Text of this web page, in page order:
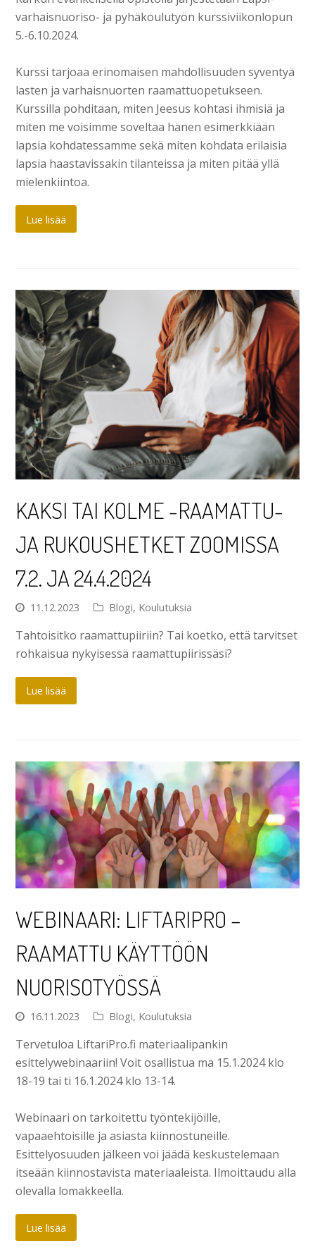
varhaisnuoriso- ja pyhäkoulutyön kurssiviikonlopun
5.-6.10.2024.
Kurssi tarjoaa erinomaisen mahdollisuuden syventyä
lasten ja varhaisnuorten raamattuopetukseen.
Kurssilla pohditaan, miten Jeesus kohtasi ihmisiä ja
miten me voisimme soveltaa hänen esimerkkiään
lapsia kohdatessamme sekä miten kohdata erilaisia
lapsia haastavissakin tilanteissa ja miten pitää yllä
mielenkiintoa.
Lue lisää
KAKSI TAI KOLME -RAAMATTU-
JA RUKOUSHETKET ZOOMISSA
7.2. JA 24.4.2024
11.12.2023 Blogi, Koulutuksia
Tahtoisitko raamattupiiriin? Tai koetko, että tarvitset
rohkaisua nykyisessä raamattupiirissäsi?
Lue lisää
WEBINAARI: LIFTARIPRO –
RAAMATTU KÄYTTÖÖN
NUORISOTYÖSSÄ
16.11.2023 Blogi, Koulutuksia
Tervetuloa LiftariPro.fi materiaalipankin
esittelywebinaariin! Voit osallistua ma 15.1.2024 klo
18-19 tai ti 16.1.2024 klo 13-14.
Webinaari on tarkoitettu työntekijöille,
vapaaehtoisille ja asiasta kiinnostuneille.
Esittelyosuuden jälkeen voi jäädä keskustelemaan
itseään kiinnostavista materiaaleista. Ilmoittaudu alla
olevalla lomakkeella.
Lue lisää